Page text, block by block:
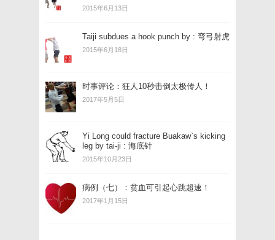
2015年6月13日
Taiji subdues a hook punch by : 弯弓射虎
2015年6月18日
时事评论：狂人10秒击倒太极传人！
2017年5月5日
Yi Long could fracture Buakaw`s kicking
leg by tai-ji : 海底针
2015年10月23日
病例（七）：贫血可引起心跳超速！
2017年1月15日